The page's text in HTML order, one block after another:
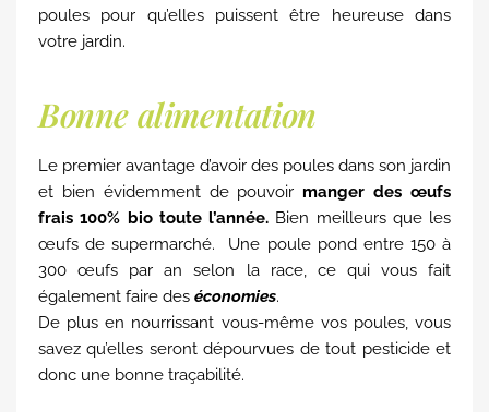
poules pour qu’elles puissent être heureuse dans
votre jardin.
Bonne alimentation
Le premier avantage d’avoir des poules dans son jardin
et bien évidemment de pouvoirmanger des œufs
frais 100% bio toute l’année. Bien meilleurs que les
œufs de supermarché. Une poule pond entre 150 à
300 œufs par an selon la race, ce qui vous fait
également faire des économies.
De plus en nourrissant vous-même vos poules, vous
savez qu’elles seront dépourvues de tout pesticide et
donc une bonne traçabilité.